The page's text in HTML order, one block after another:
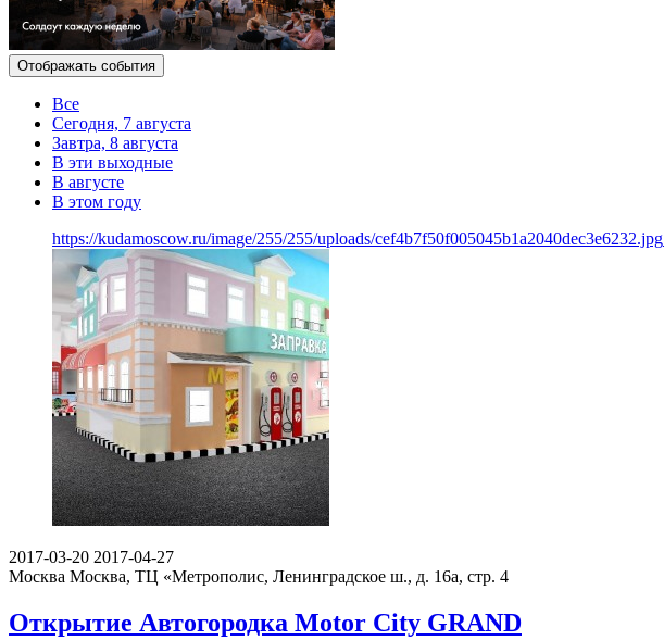
Отображать события
Все
Сегодня, 7 августа
Завтра, 8 августа
В эти выходные
В августе
В этом году
https://kudamoscow.ru/image/255/255/uploads/cef4b7f50f005045b1a2040dec3e6232.jpg
2017-03-20 2017-04-27
Москва Москва, ТЦ «Метрополис, Ленинградское ш., д. 16а, стр. 4
Открытие Автогородка Motor City GRAND